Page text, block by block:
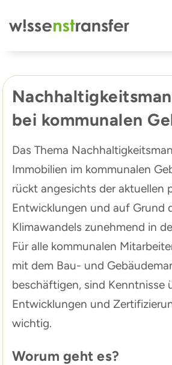
springen
bei kommunalen
Das Thema
Immobilien im kommunalen
rückt angesichts der aktuellen
Entwicklungen und auf Grund
Klimawandels zunehmend in
Für alle kommunalen
mit dem Bau- und
beschäftigen, sind Kenntnisse
Entwicklungen und
wichtig.
Worum geht es?